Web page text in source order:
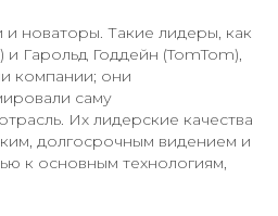
новаторы. Такие лидеры, как
Гарольд Годдейн (TomTom),
компании; они
саму
Их лидерские качества
долгосрочным видением и
к основным технологиям,